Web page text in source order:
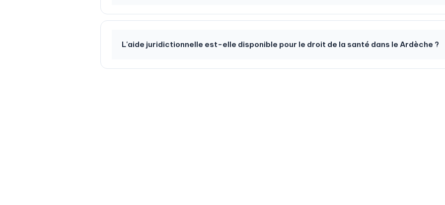
L'aide juridictionnelle est-elle disponible pour le droit de la santé dans le Ardèche ?